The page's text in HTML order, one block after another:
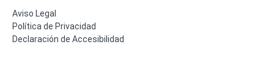
Aviso Legal
Política de Privacidad
Declaración de Accesibilidad